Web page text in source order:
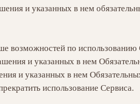
и указанных в нем
возможностей по использованию
и указанных в нем
и указанных в нем
использование Сервиса.